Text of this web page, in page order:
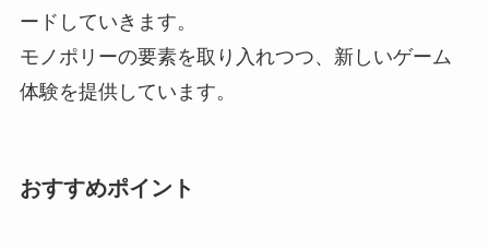
ードしていきます。
モノポリーの要素を取り入れつつ、新しいゲーム
体験を提供しています。
おすすめポイント